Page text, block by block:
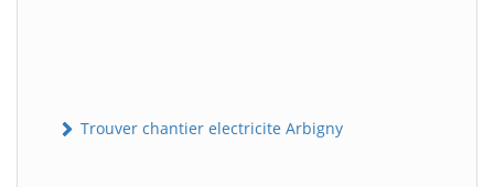
Trouver chantier electricite Arbigny